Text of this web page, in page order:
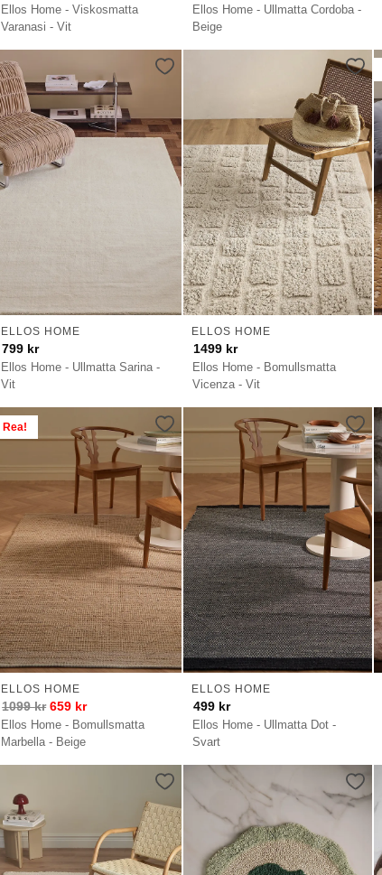
Ellos Home - Viskosmatta
Varanasi - Vit
Ellos Home - Ullmatta Cordoba -
Beige
Ellos Home - Ullmatta Sarina -
Vit
ELLOS HOME
799 kr
Ellos Home - Bomullsmatta
Vicenza - Vit
ELLOS HOME
1499 kr
Rea!
Ellos Home - Bomullsmatta
Marbella - Beige
ELLOS HOME
1099kr 659 kr
Ellos Home - Ullmatta Dot -
Svart
ELLOS HOME
499 kr